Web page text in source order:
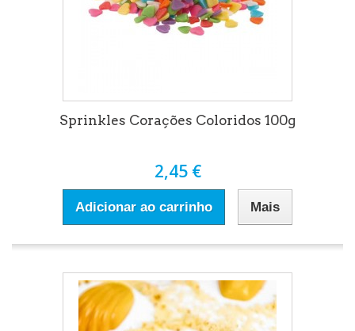
Sprinkles Corações Coloridos 100g
2,45 €
Adicionar ao carrinho Mais